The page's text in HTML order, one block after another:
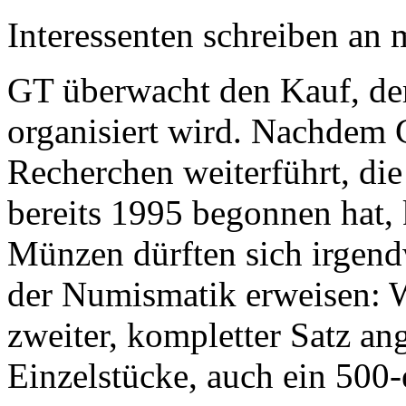
Interessenten schreiben
GT überwacht den Kauf,
organisiert wird. Nachdem
Recherchen weiterführt,
bereits 1995 begonnen
Münzen dürften sich
der Numismatik erweisen:
zweiter, kompletter Satz
Einzelstücke, auch ein